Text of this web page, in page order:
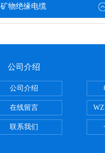
矿物绝缘电缆
公司介绍
公司介绍
在线留言
联系我们